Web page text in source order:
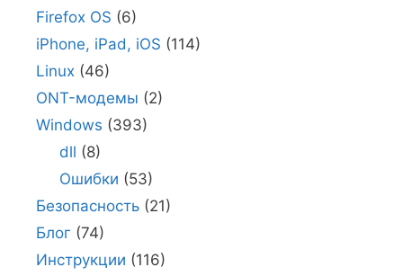
Firefox OS (6)
iPhone, iPad, iOS (114)
Linux (46)
ONT-модемы (2)
Windows (393)
dll (8)
Ошибки (53)
Безопасность (21)
Блог (74)
Инструкции (116)